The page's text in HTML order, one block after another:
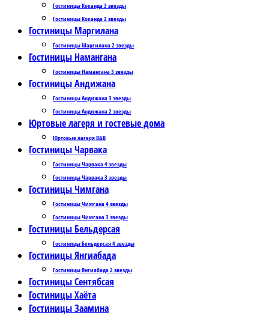
Гостиницы Коканда 3 звезды
Гостиницы Коканда 2 звезды
Гостиницы Маргилана
Гостиницы Маргилана 2 звезды
Гостиницы Намангана
Гостиницы Намангана 3 звезды
Гостиницы Андижана
Гостиницы Андижана 3 звезды
Гостиницы Андижана 2 звезды
Юртовые лагеря и гостевые дома
Юртовые лагеря B&B
Гостиницы Чарвака
Гостиницы Чарвака 4 звезды
Гостиницы Чарвака 3 звезды
Гостиницы Чимгана
Гостиницы Чимгана 4 звезды
Гостиницы Чимгана 3 звезды
Гостиницы Бельдерсая
Гостиницы Бельдерсая 4 звезды
Гостиницы Янгиабада
Гостиницы Янгиабада 2 звезды
Гостиницы Сентябсая
Гостиницы Хаёта
Гостиницы Заамина